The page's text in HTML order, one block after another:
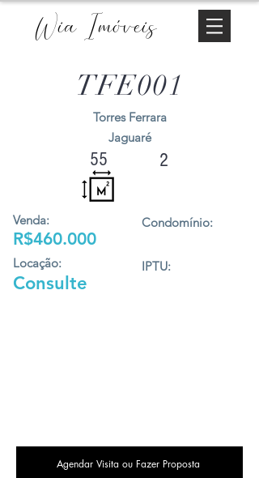
Wia Imóveis
TFE001
Torres Ferrara
Jaguaré
55
Venda:
R$460.000
Locação:
Consulte
2
Condomínio:
IPTU:
Agendar Visita ou Fazer Proposta